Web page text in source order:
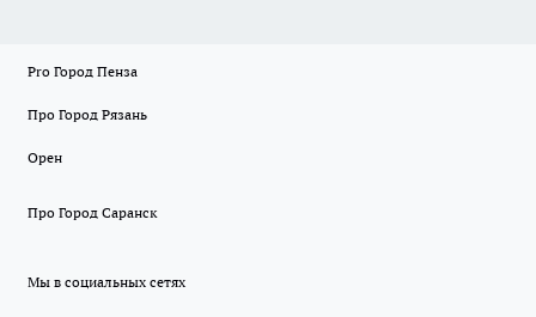
Pro Город Пенза
Про Город Рязань
Орен
Про Город Саранск
Мы в социальных сетях